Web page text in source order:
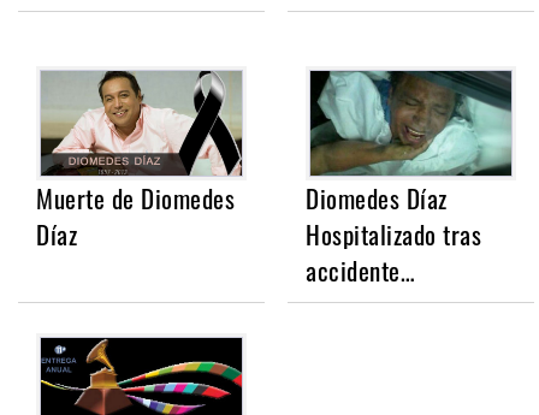
Muerte de Diomedes
Díaz
Diomedes Díaz
Hospitalizado tras
accidente…